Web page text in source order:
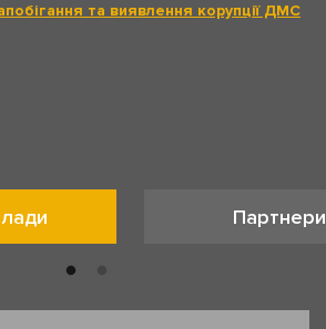
та виявлення корупції ДМС
Партнери